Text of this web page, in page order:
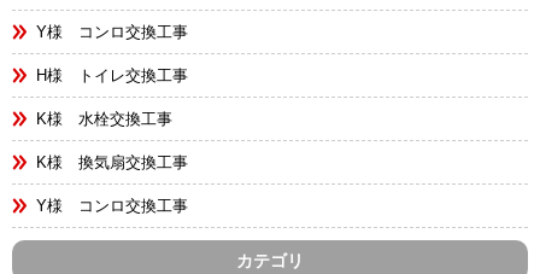
Y様 コンロ交換工事
H様 トイレ交換工事
K様 水栓交換工事
K様 換気扇交換工事
Y様 コンロ交換工事
カテゴリ